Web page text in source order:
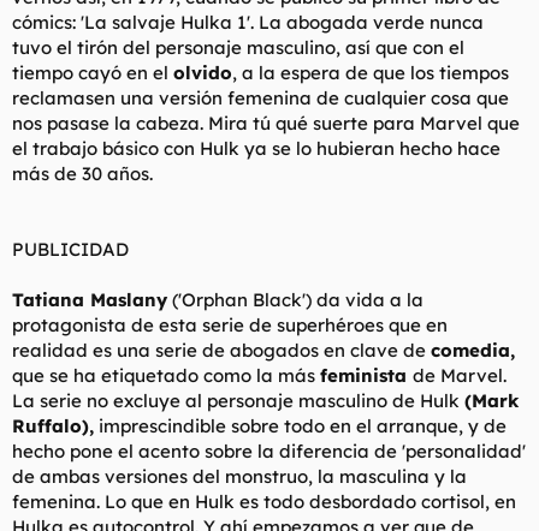
cómics: 'La salvaje Hulka 1'. La abogada verde nunca
tuvo el tirón del personaje masculino, así que con el
tiempo cayó en el olvido, a la espera de que los tiempos
reclamasen una versión femenina de cualquier cosa que
nos pasase la cabeza. Mira tú qué suerte para Marvel que
el trabajo básico con Hulk ya se lo hubieran hecho hace
más de 30 años.
PUBLICIDAD
Tatiana Maslany ('Orphan Black') da vida a la
protagonista de esta serie de superhéroes que en
realidad es una serie de abogados en clave de comedia,
que se ha etiquetado como la más feminista de Marvel.
La serie no excluye al personaje masculino de Hulk (Mark
Ruffalo), imprescindible sobre todo en el arranque, y de
hecho pone el acento sobre la diferencia de 'personalidad'
de ambas versiones del monstruo, la masculina y la
femenina. Lo que en Hulk es todo desbordado cortisol, en